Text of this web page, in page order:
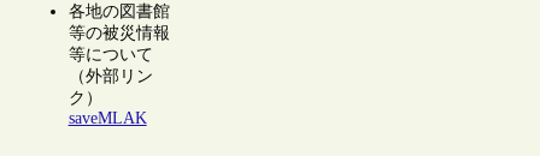
各地の図書館
等の被災情報
等について
（外部リン
ク）
saveMLAK